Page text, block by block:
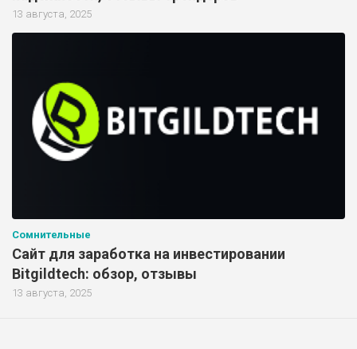
13 августа, 2025
Сомнительные
Сайт для заработка на инвестировании
Bitgildtech: обзор, отзывы
13 августа, 2025